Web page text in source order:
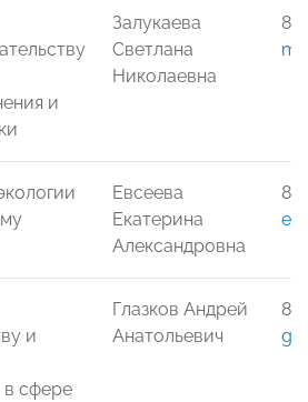
и
Залукаева
Светлана
Николаевна
8-
Евсеева
Екатерина
Александровна
8-
и
сфере
Глазков Андрей
Анатольевич
8-